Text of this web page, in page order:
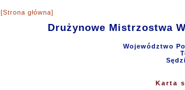
[Strona główna]
Drużynowe Mistrzostwa
Województwo
Karta